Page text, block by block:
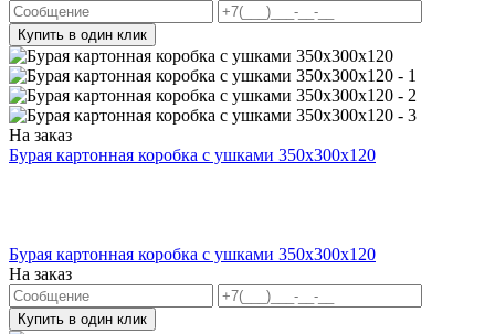
Купить в один клик
На заказ
Бурая картонная коробка с ушками 350х300х120
Бурая картонная коробка с ушками 350х300х120
На заказ
Купить в один клик